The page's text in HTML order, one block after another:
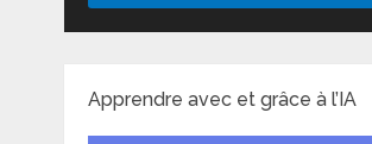
Apprendre avec et grâce à l’IA